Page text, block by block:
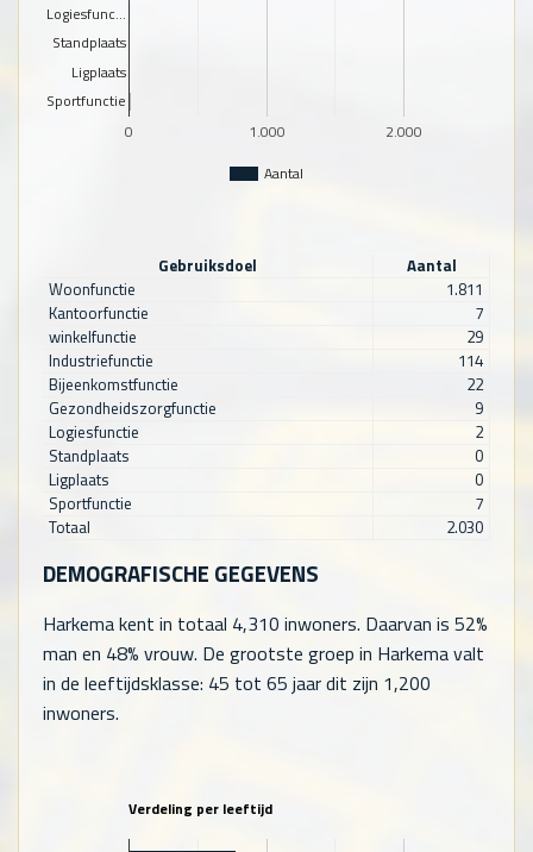
Aantal
0 1.000 2.000
Logiesfunc…
Standplaats
Ligplaats
Sportfunctie
Gebruiksdoel
Aantal
Woonfunctie
1.811
Kantoorfunctie
7
winkelfunctie
29
Industriefunctie
114
Bijeenkomstfunctie
22
Gezondheidszorgfunctie
9
Logiesfunctie
2
Standplaats
0
Ligplaats
0
Sportfunctie
7
Totaal
2.030
DEMOGRAFISCHE GEGEVENS
Harkema kent in totaal 4,310 inwoners. Daarvan is 52%
man en 48% vrouw. De grootste groep in Harkema valt
in de leeftijdsklasse: 45 tot 65 jaar dit zijn 1,200
inwoners.
Verdeling per leeftijd